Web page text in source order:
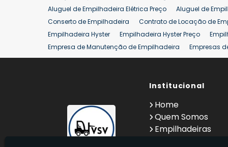
Aluguel de Empilhadeira Elétrica Preço
Aluguel de
Conserto de Empilhadeira
Contrato de Locação de
Empilhadeira Hyster
Empilhadeira Hyster Preço
Empresa de Manutenção de Empilhadeira
Empresas
Locação Empilhadeira Hyster
Locação Empilhadeira
Comprar Empilhadeira
Locação de Empilhadeira 25 ton
Comprar
Institucional
Home
Quem Somos
Empilhadeiras